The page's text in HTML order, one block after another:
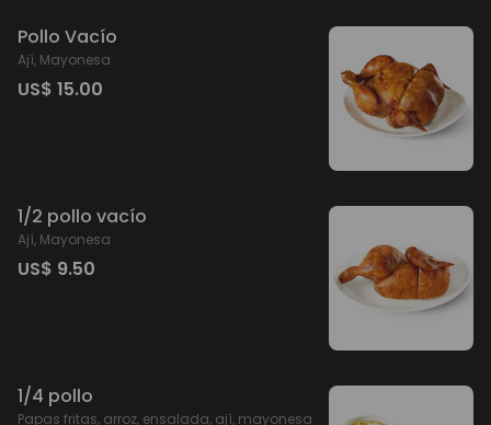
Pollo Vacío
Ají, Mayonesa
US$ 15.00
1/2 pollo vacío
Ají, Mayonesa
US$ 9.50
1/4 pollo
Papas fritas, arroz, ensalada, ají, mayonesa